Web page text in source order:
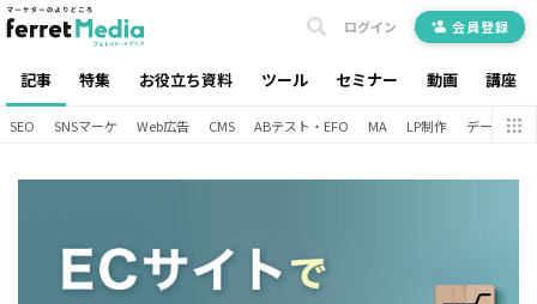
記事 特集 お役立ち資料 ツール セミナー 動画 講座
ログイン 会員登録
SEO SNSマーケ Web広告 CMS ABテスト・EFO MA LP制作 データ分析